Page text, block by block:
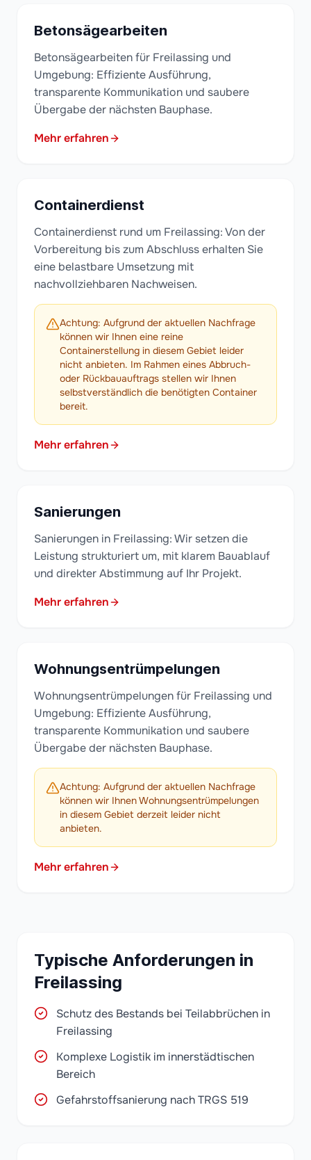
Betonsägearbeiten
Betonsägearbeiten für Freilassing und
Umgebung: Effiziente Ausführung,
transparente Kommunikation und saubere
Übergabe der nächsten Bauphase.
Mehr erfahren
Containerdienst
Containerdienst rund um Freilassing: Von der
Vorbereitung bis zum Abschluss erhalten Sie
eine belastbare Umsetzung mit
nachvollziehbaren Nachweisen.
Achtung: Aufgrund der aktuellen Nachfrage
können wir Ihnen eine reine
Containerstellung in diesem Gebiet leider
nicht anbieten. Im Rahmen eines Abbruch-
oder Rückbauauftrags stellen wir Ihnen
selbstverständlich die benötigten Container
bereit.
Mehr erfahren
Sanierungen
Sanierungen in Freilassing: Wir setzen die
Leistung strukturiert um, mit klarem Bauablauf
und direkter Abstimmung auf Ihr Projekt.
Mehr erfahren
Wohnungsentrümpelungen
Wohnungsentrümpelungen für Freilassing und
Umgebung: Effiziente Ausführung,
transparente Kommunikation und saubere
Übergabe der nächsten Bauphase.
Achtung: Aufgrund der aktuellen Nachfrage
können wir Ihnen Wohnungsentrümpelungen
in diesem Gebiet derzeit leider nicht
anbieten.
Mehr erfahren
Typische Anforderungen in
Freilassing
Schutz des Bestands bei Teilabbrüchen in
Freilassing
Komplexe Logistik im innerstädtischen
Bereich
Gefahrstoffsanierung nach TRGS 519